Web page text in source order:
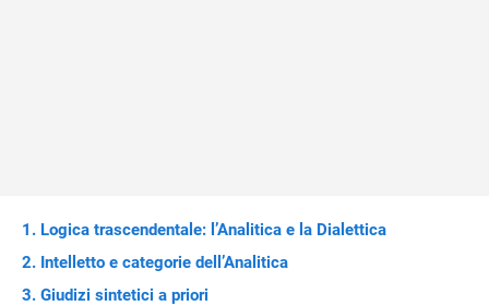
Logica trascendentale: l’Analitica e la Dialettica
Intelletto e categorie dell’Analitica
Giudizi sintetici a priori